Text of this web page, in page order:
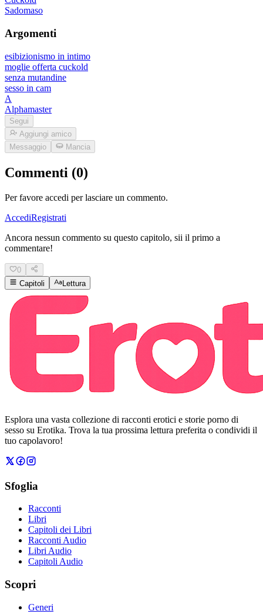
Sadomaso
Argomenti
esibizionismo in intimo
moglie offerta cuckold
senza mutandine
sesso in cam
A
Alphamaster
Segui
Aggiungi amico
Messaggio
Mancia
Commenti (0)
Per favore accedi per lasciare un commento.
AccediRegistrati
Ancora nessun commento su questo capitolo, sii il primo a
commentare!
0
Capitoli
Lettura
Esplora una vasta collezione di racconti erotici e storie porno di
sesso su Erotika. Trova la tua prossima lettura preferita o condividi il
tuo capolavoro!
Sfoglia
Racconti
Libri
Capitoli dei Libri
Racconti Audio
Libri Audio
Capitoli Audio
Scopri
Generi